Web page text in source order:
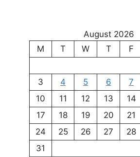
August 2026
M
T W T F
3
4 5 6 7
10
11 12 13 14
17
18 19 20 21
24
25 26 27 28
31